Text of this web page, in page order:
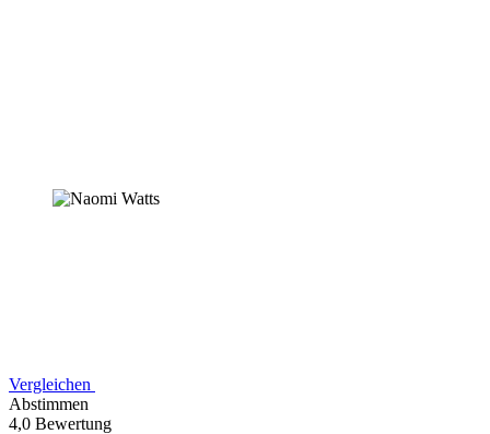
Vergleichen
Abstimmen
4,0 Bewertung